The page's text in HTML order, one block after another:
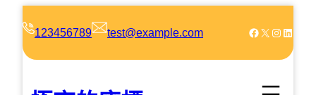
123456789 test@example.com Facebook X Instagram LinkedIn